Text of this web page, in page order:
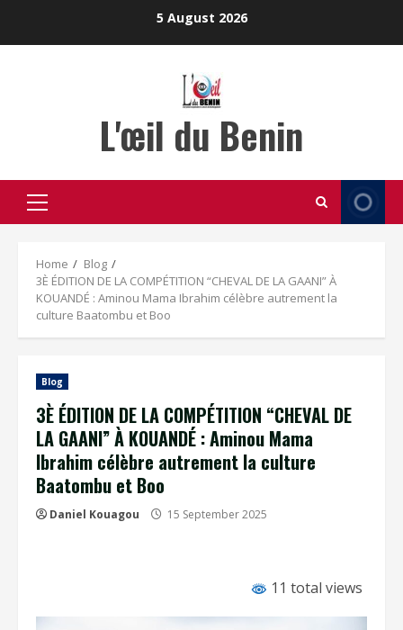
5 August 2026
L'œil du Benin
Primary
Menu
Home
Blog
3È ÉDITION DE LA COMPÉTITION “CHEVAL DE LA GAANI” À
KOUANDÉ : Aminou Mama Ibrahim célèbre autrement la
culture Baatombu et Boo
Blog
3È ÉDITION DE LA COMPÉTITION “CHEVAL DE
LA GAANI” À KOUANDÉ : Aminou Mama
Ibrahim célèbre autrement la culture
Baatombu et Boo
Daniel Kouagou 15 September 2025
11 total views